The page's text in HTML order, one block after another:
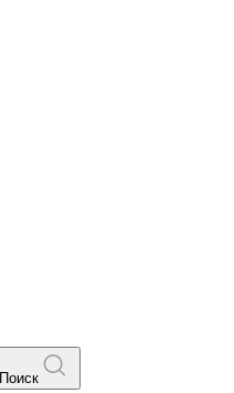
Поиск